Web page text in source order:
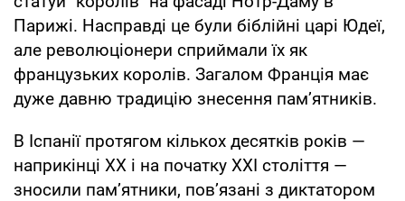
Парижі. Насправді це були біблійні царі Юдеї,
але революціонери сприймали їх як
французьких королів. Загалом Франція має
дуже давню традицію знесення пам’ятників.
В Іспанії протягом кількох десятків років —
наприкінці ХХ і на початку ХХІ століття —
зносили пам’ятники, пов’язані з диктатором